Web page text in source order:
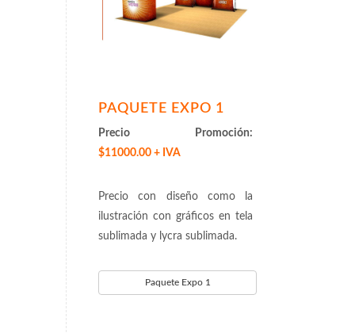
PAQUETE EXPO 1
Precio Promoción:
$11000.00 + IVA
Precio con diseño como la
ilustración con gráficos en tela
sublimada y lycra sublimada.
Paquete Expo 1